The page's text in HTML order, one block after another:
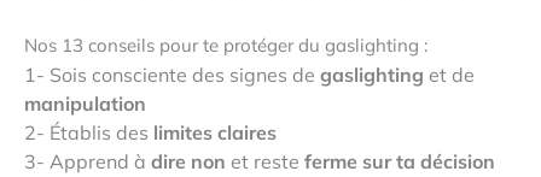
Nos 13 conseils pour te protéger du gaslighting :
1- Sois consciente des signes de gaslighting et de
manipulation
2- Établis des limites claires
3- Apprend à dire non et reste ferme sur ta décision